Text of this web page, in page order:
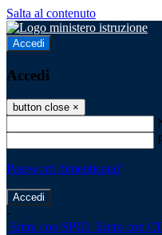
Salta al contenuto
Accedi
Accedi
button close ×
Password dimenticata?
-
Entra con SPID Entra con